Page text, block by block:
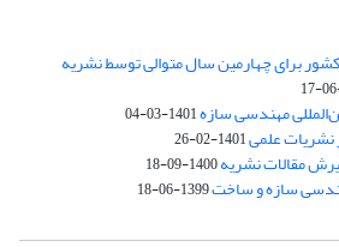
برای چهارمین سال متوالی توسط نشریه
مهندسی سازه1401-03-04
نشریات علمی1401-02-26
مقالات نشریه1400-09-18
1399-06-18